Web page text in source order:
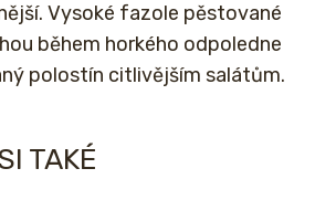
Vysoké fazole pěstované
během horkého odpoledne
polostín citlivějším salátům.
TAKÉ